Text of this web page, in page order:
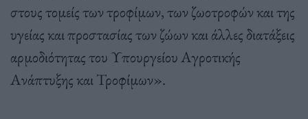
στους τοµείς των τροφίµων, των ζωοτροφών και της
υγείας και προστασίας των ζώων και άλλες διατάξεις
αρµοδιότητας του Υπουργείου Αγροτικής
Ανάπτυξης και Τροφίµων».